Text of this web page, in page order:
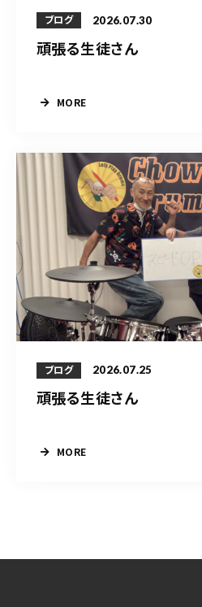
ブログ 2026.07.30
頑張る生徒さん
MORE
ブログ 2026.07.25
頑張る生徒さん
MORE